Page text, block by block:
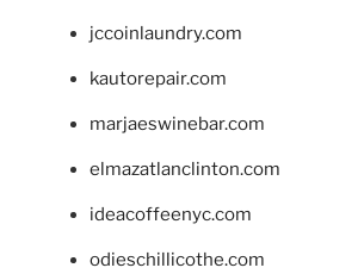
jccoinlaundry.com
kautorepair.com
marjaeswinebar.com
elmazatlanclinton.com
ideacoffeenyc.com
odieschillicothe.com